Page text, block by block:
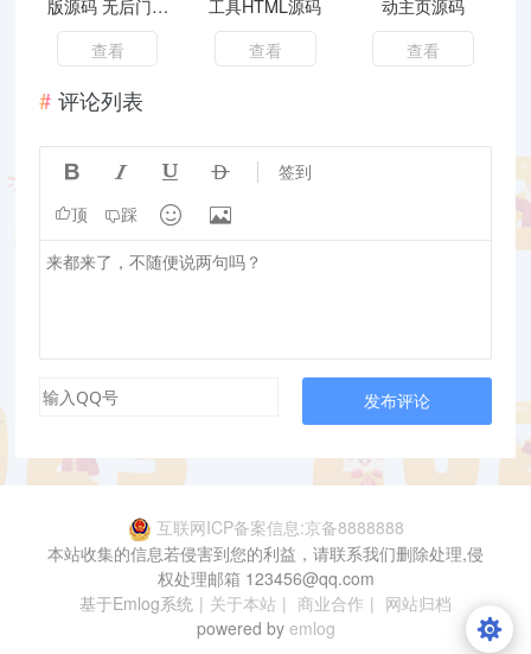
版源码 无后门支
持对接
查看
工具HTML源码
查看
动主页源码
查看
评论列表
    签到
顶 踩  
发布评论
互联网ICP备案信息:京备8888888
本站收集的信息若侵害到您的利益，请联系我们删除处理,侵
权处理邮箱 123456@qq.com
基于Emlog系统 | 关于本站 | 商业合作 | 网站归档
powered by emlog